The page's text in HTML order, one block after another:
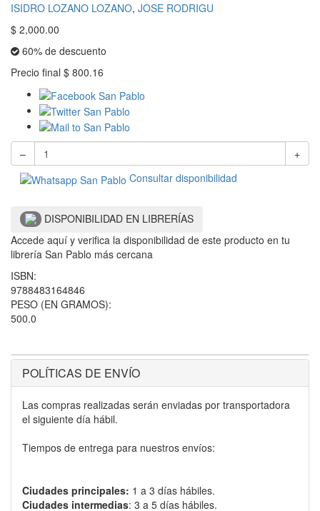
ISIDRO LOZANO LOZANO, JOSE RODRIGU
$ 2,000.00
60% de descuento
Precio final $ 800.16
–
+
Consultar disponibilidad
DISPONIBILIDAD EN LIBRERÍAS
Accede aquí y verifica la disponibilidad de este producto en tu
librería San Pablo más cercana
ISBN:
9788483164846
PESO (EN GRAMOS):
500.0
POLÍTICAS DE ENVÍO
Las compras realizadas serán enviadas por transportadora
el siguiente día hábil.
Tiempos de entrega para nuestros envíos:
Ciudades principales: 1 a 3 días hábiles.
Ciudades intermedias: 3 a 5 días hábiles.